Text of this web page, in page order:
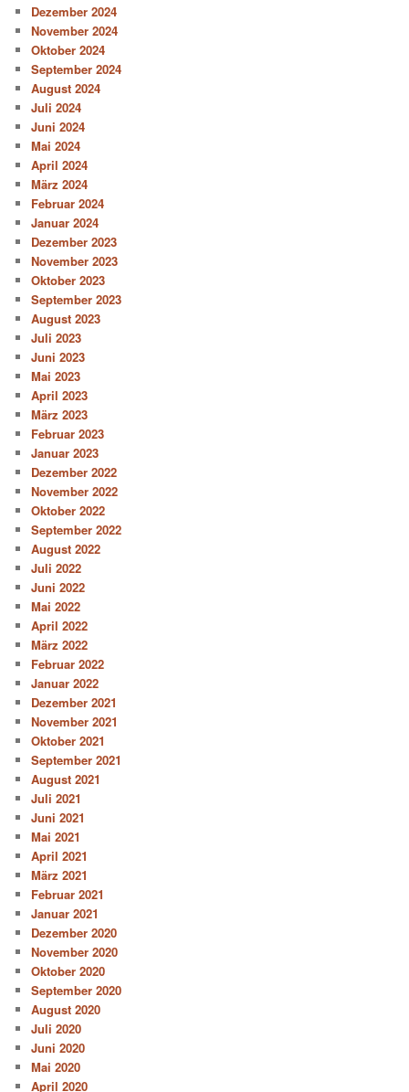
Dezember 2024
November 2024
Oktober 2024
September 2024
August 2024
Juli 2024
Juni 2024
Mai 2024
April 2024
März 2024
Februar 2024
Januar 2024
Dezember 2023
November 2023
Oktober 2023
September 2023
August 2023
Juli 2023
Juni 2023
Mai 2023
April 2023
März 2023
Februar 2023
Januar 2023
Dezember 2022
November 2022
Oktober 2022
September 2022
August 2022
Juli 2022
Juni 2022
Mai 2022
April 2022
März 2022
Februar 2022
Januar 2022
Dezember 2021
November 2021
Oktober 2021
September 2021
August 2021
Juli 2021
Juni 2021
Mai 2021
April 2021
März 2021
Februar 2021
Januar 2021
Dezember 2020
November 2020
Oktober 2020
September 2020
August 2020
Juli 2020
Juni 2020
Mai 2020
April 2020